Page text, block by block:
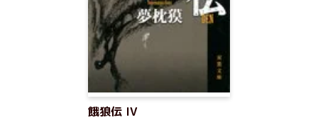
餓狼伝 IV